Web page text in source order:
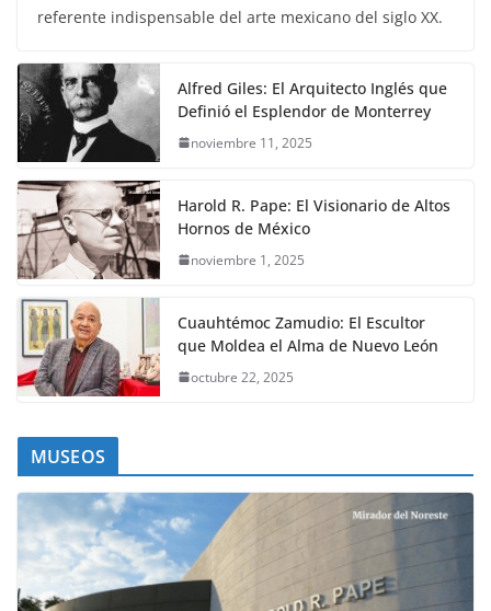
referente indispensable del arte mexicano del siglo XX.
Alfred Giles: El Arquitecto Inglés que
Definió el Esplendor de Monterrey
noviembre 11, 2025
Harold R. Pape: El Visionario de Altos
Hornos de México
noviembre 1, 2025
Cuauhtémoc Zamudio: El Escultor
que Moldea el Alma de Nuevo León
octubre 22, 2025
MUSEOS